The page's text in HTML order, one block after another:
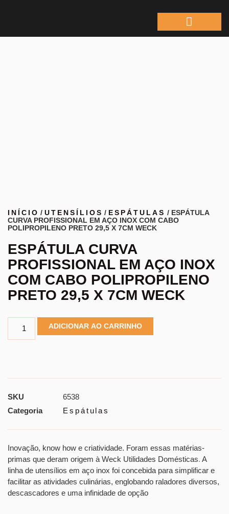
INÍCIO /UTENSÍLIOS / ESPÁTULAS / ESPÁTULA
CURVA PROFISSIONAL EM AÇO INOX COM CABO
POLIPROPILENO PRETO 29,5 X 7CM WECK
ESPÁTULA CURVA
PROFISSIONAL EM AÇO INOX
COM CABO POLIPROPILENO
PRETO 29,5 X 7CM WECK
ADICIONAR AO CARRINHO
SKU
6538
Categoria
Espátulas
Inovação, know how e criatividade. Foram essas matérias-
primas que deram origem à Weck Utilidades Domésticas. A
linha de utensílios em aço inox foi concebida para simplificar e
facilitar as atividades culinárias, englobando raladores diversos,
descascadores e uma infinidade de opção